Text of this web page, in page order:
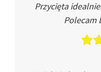
Przycięta
Polecam